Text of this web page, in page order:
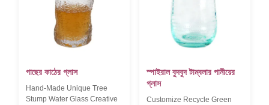
গাছের কাঠের গ্লাস
Hand-Made Unique Tree
Stump Water Glass Creative
স্পাইরাল বুদবুদ টাম্বলার পানীয়ের
গ্লাস
Customize Recycle Green